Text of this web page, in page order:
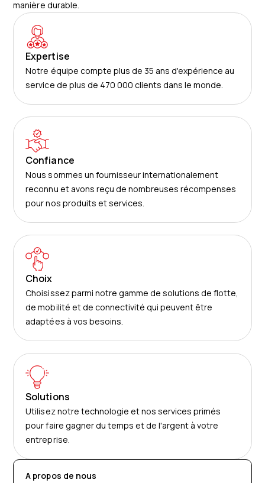
manière durable.
Expertise
Notre équipe compte plus de 35 ans d'expérience au
service de plus de 470 000 clients dans le monde.
Confiance
Nous sommes un fournisseur internationalement
reconnu et avons reçu de nombreuses récompenses
pour nos produits et services.
Choix
Choisissez parmi notre gamme de solutions de flotte,
de mobilité et de connectivité qui peuvent être
adaptées à vos besoins.
Solutions
Utilisez notre technologie et nos services primés
pour faire gagner du temps et de l'argent à votre
entreprise.
A propos de nous